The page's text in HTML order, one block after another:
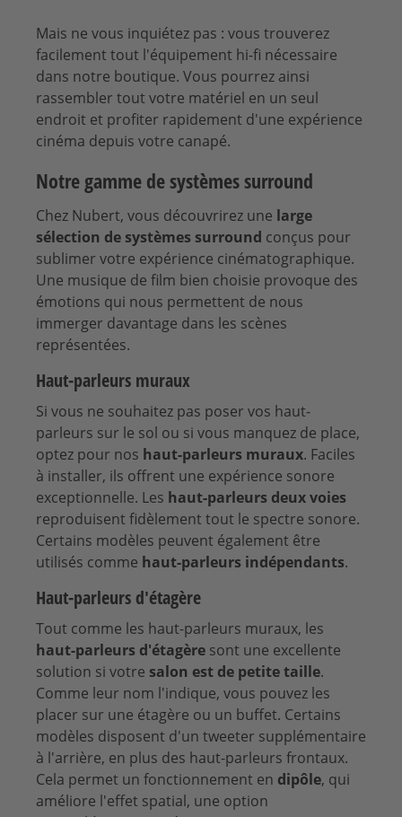
Mais ne vous inquiétez pas : vous trouverez
facilement tout l'équipement hi-fi nécessaire
dans notre boutique. Vous pourrez ainsi
rassembler tout votre matériel en un seul
endroit et profiter rapidement d'une expérience
cinéma depuis votre canapé.
Notre gamme de systèmes surround
Chez Nubert, vous découvrirez une large
sélection de systèmes surround conçus pour
sublimer votre expérience cinématographique.
Une musique de film bien choisie provoque des
émotions qui nous permettent de nous
immerger davantage dans les scènes
représentées.
Haut-parleurs muraux
Si vous ne souhaitez pas poser vos haut-
parleurs sur le sol ou si vous manquez de place,
optez pour nos haut-parleurs muraux. Faciles
à installer, ils offrent une expérience sonore
exceptionnelle. Les haut-parleurs deux voies
reproduisent fidèlement tout le spectre sonore.
Certains modèles peuvent également être
utilisés comme haut-parleurs indépendants.
Haut-parleurs d'étagère
Tout comme les haut-parleurs muraux, les
haut-parleurs d'étagère sont une excellente
solution si votre salon est de petite taille.
Comme leur nom l'indique, vous pouvez les
placer sur une étagère ou un buffet. Certains
modèles disposent d'un tweeter supplémentaire
à l'arrière, en plus des haut-parleurs frontaux.
Cela permet un fonctionnement en dipôle, qui
améliore l'effet spatial, une option